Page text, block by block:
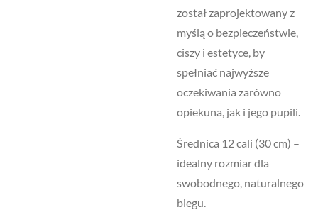
został zaprojektowany z
myślą o bezpieczeństwie,
ciszy i estetyce, by
spełniać najwyższe
oczekiwania zarówno
opiekuna, jak i jego pupili.
Średnica 12 cali (30 cm) –
idealny rozmiar dla
swobodnego, naturalnego
biegu.